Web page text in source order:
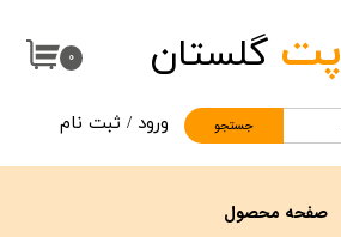
۰
جستجو
پت گلستان
ورود / ثبت نام
صفحه محصول